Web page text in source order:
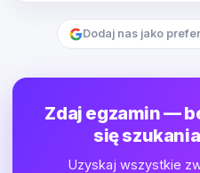
Dodaj nas jako
Zdaj egzamin —
się
Uzyskaj wszystkie